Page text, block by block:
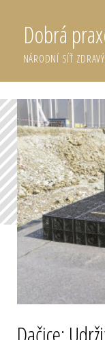
Dobrá
NÁRODNÍ SÍŤ
Dačice: